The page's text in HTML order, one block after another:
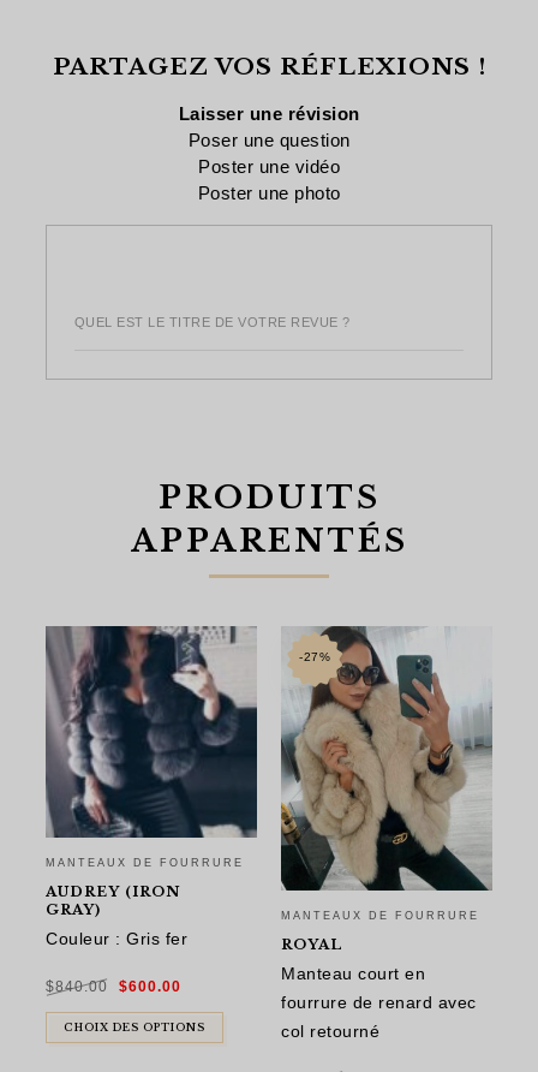
PARTAGEZ VOS RÉFLEXIONS !
Laisser une révision
Poser une question
Poster une vidéo
Poster une photo
QUEL EST LE TITRE DE VOTRE REVUE ?
PRODUITS
APPARENTÉS
MANTEAUX DE FOURRURE
AUDREY (IRON
GRAY)
Couleur : Gris fer
$840.00 prix
était :
$840.00.
$600.00
est :
$600.00.
CHOIX DES OPTIONS
-27%
MANTEAUX DE FOURRURE
ROYAL
Manteau court en
fourrure de renard avec
col retourné